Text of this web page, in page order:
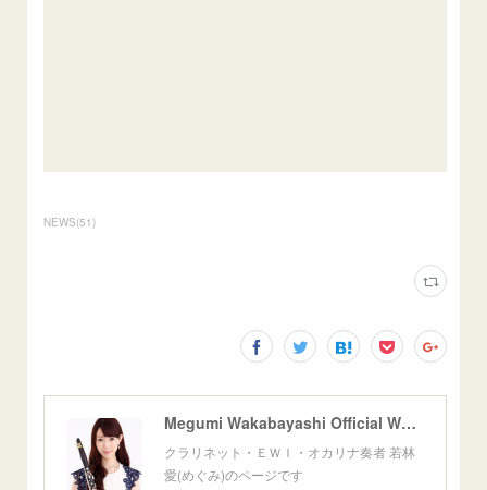
NEWS(51)
Megumi Wakabayashi Official Website
クラリネット・ＥＷＩ・オカリナ奏者 若林
愛(めぐみ)のページです